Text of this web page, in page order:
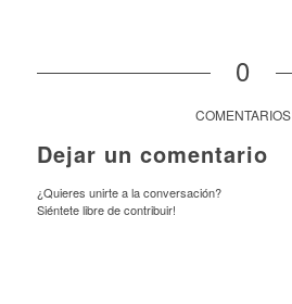
0
COMENTARIOS
Dejar un comentario
¿Quieres unirte a la conversación?
Siéntete libre de contribuir!